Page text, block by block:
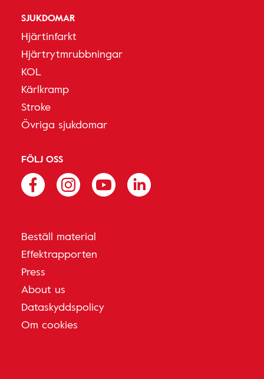
SJUKDOMAR
Hjärtinfarkt
Hjärtrytmrubbningar
KOL
Kärlkramp
Stroke
Övriga sjukdomar
FÖLJ OSS
Beställ material
Effektrapporten
Press
About us
Dataskyddspolicy
Om cookies